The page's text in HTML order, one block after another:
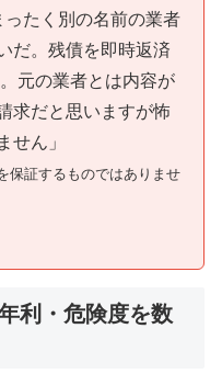
たく別の名前の業者
だ。残債を即時返済
元の業者とは内容が
求だと思いますが怖
せん」
保証するものではありませ
利・危険度を数